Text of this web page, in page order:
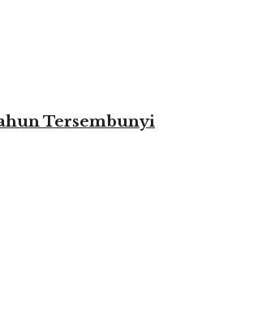
Tersembunyi